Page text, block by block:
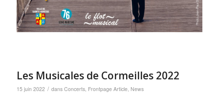
Les Musicales de Cormeilles 2022
15 juin 2022 / dans Concerts, Frontpage Article, News